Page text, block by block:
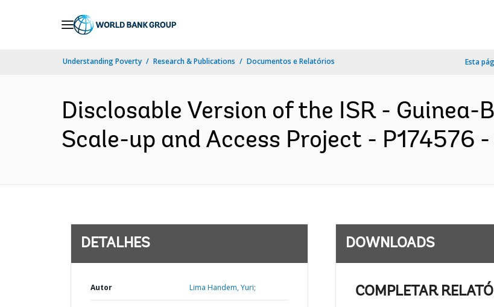
Understanding Poverty Research & Publications Documentos e Relatórios Esta
Disclosable Version of the ISR - Guinea-
Scale-up and Access Project - P174576 -
DETALHES
Autor Lima Handem, Yuri;
DOWNLOADS
COMPLETAR